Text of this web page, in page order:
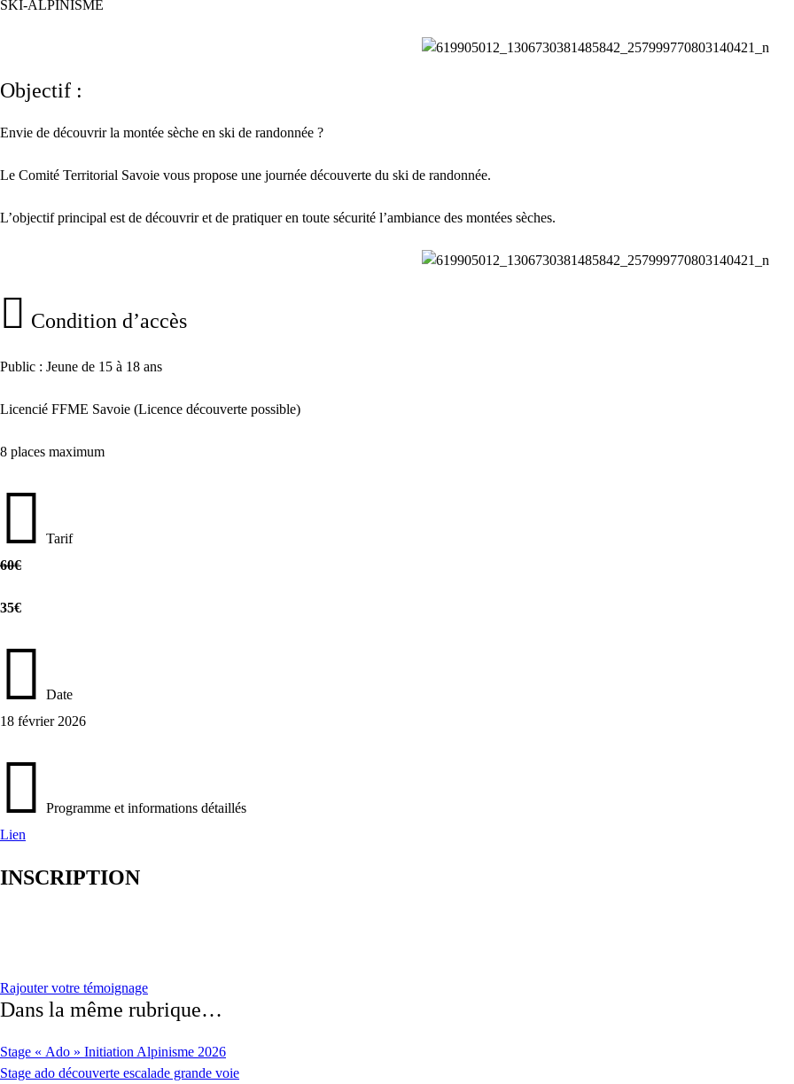
SKI-ALPINISME
Objectif :
Envie de découvrir la montée sèche en ski de randonnée ?
Le Comité Territorial Savoie vous propose une journée découverte du ski de randonnée.
L’objectif principal est de découvrir et de pratiquer en toute sécurité l’ambiance des montées sèches.
Condition d’accès
Public : Jeune de 15 à 18 ans
Licencié FFME Savoie (Licence découverte possible)
8 places maximum
Tarif
60€
35€
Date
18 février 2026
Programme et informations détaillés
Lien
INSCRIPTION
Rajouter votre témoignage
Dans la même rubrique…
Stage « Ado » Initiation Alpinisme 2026
Stage ado découverte escalade grande voie